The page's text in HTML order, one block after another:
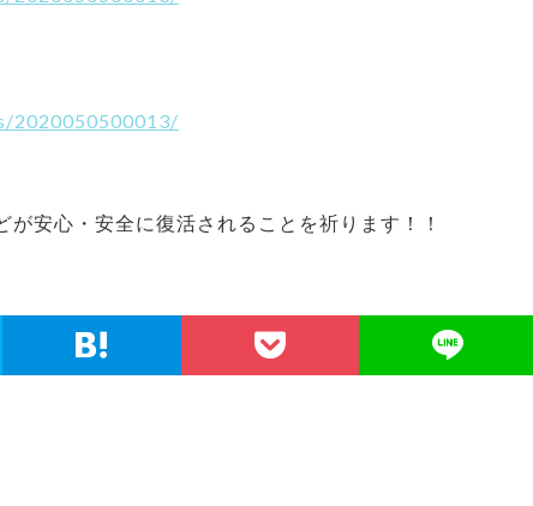
2020050500013/
安心・安全に復活されることを祈ります！！